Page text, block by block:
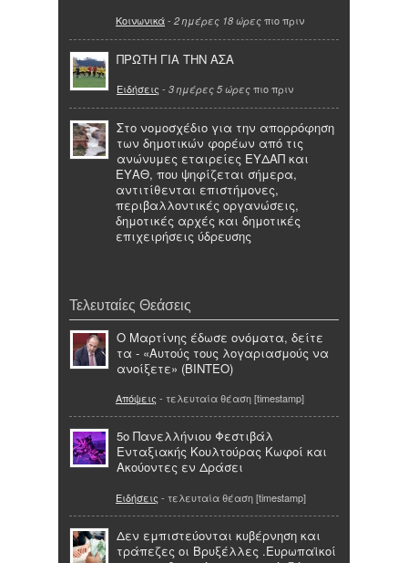
Κοινωνικά- 2 ημέρες 18 ώρες πιο πριν
ΠΡΩΤΗ ΓΙΑ ΤΗΝ ΑΣΑ
Ειδήσεις - 3 ημέρες 5 ώρες πιο πριν
Στο νομοσχέδιο για την απορρόφηση
των δημοτικών φορέων από τις
ανώνυμες εταιρείες ΕΥΔΑΠ και
ΕΥΑΘ, που ψηφίζεται σήμερα,
αντιτίθενται επιστήμονες,
περιβαλλοντικές οργανώσεις,
δημοτικές αρχές και δημοτικές
επιχειρήσεις ύδρευσης
Τελευταίες Θεάσεις
Ο Μαρτίνης έδωσε ονόματα, δείτε
τα - «Αυτούς τους λογαριασμούς να
ανοίξετε» (ΒΙΝΤΕΟ)
Απόψεις - τελευταία θέαση [timestamp]
5ο Πανελλήνιου Φεστιβάλ
Ενταξιακής Κουλτούρας Κωφοί και
Ακούοντες εν Δράσει
Ειδήσεις - τελευταία θέαση [timestamp]
Δεν εμπιστεύονται κυβέρνηση και
τράπεζες οι Βρυξέλλες .Ευρωπαϊκοί